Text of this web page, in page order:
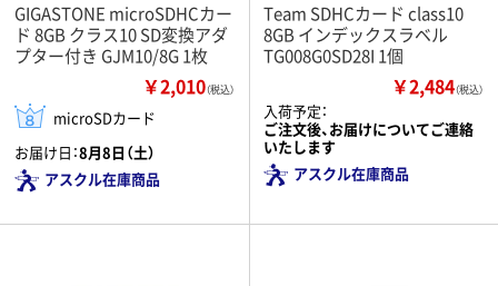
GIGASTONE microSDHCカー
ド 8GB クラス10 SD変換アダ
プター付き GJM10/8G 1枚
￥2,010（税込）
microSDカード
お届け日：8月8日（土）
アスクル在庫商品
Team SDHCカード class10
8GB インデックスラベル
TG008G0SD28I 1個
￥2,484（税込）
入荷予定：
ご注文後、お届けについてご連絡
いたします
アスクル在庫商品